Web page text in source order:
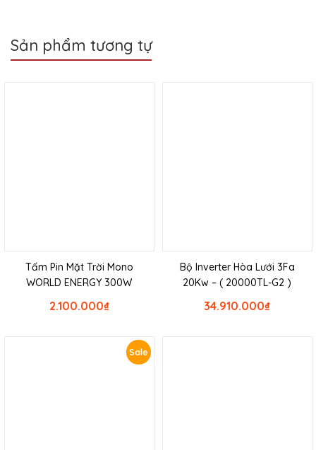
Sản phẩm tương tự
Tấm Pin Mặt Trời Mono
WORLD ENERGY 300W
₫
2.100.000
Bộ Inverter Hòa Lưới 3Fa
20Kw – ( 20000TL-G2 )
₫
34.910.000
Sale